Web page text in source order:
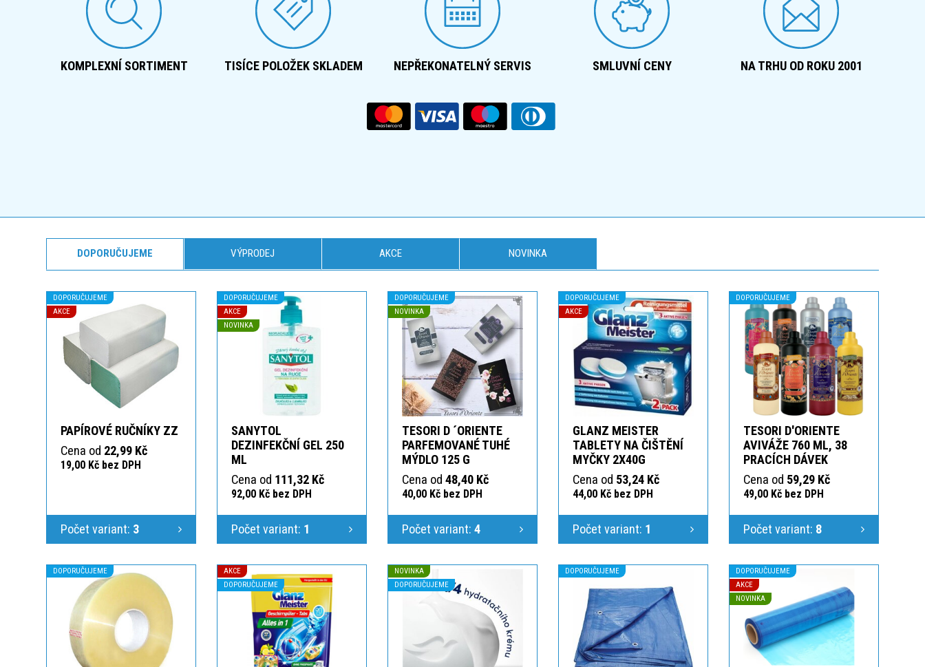
KOMPLEXNÍ SORTIMENT TISÍCE POLOŽEK SKLADEM NEPŘEKONATELNÝ SERVIS SMLUVNÍ CENY NA TRHU OD ROKU 2001
DOPORUČUJEME VÝPRODEJ AKCE NOVINKA
DOPORUČUJEME
AKCE
PAPÍROVÉ RUČNÍKY ZZ
Cena od 22,99 Kč
19,00 Kč bez DPH
Počet variant: 3
DOPORUČUJEME
AKCE
NOVINKA
SANYTOL
DEZINFEKČNÍ GEL 250
ML
Cena od 111,32 Kč
92,00 Kč bez DPH
Počet variant: 1
DOPORUČUJEME
NOVINKA
TESORI D ´ORIENTE
PARFEMOVANÉ TUHÉ
MÝDLO 125 G
Cena od 48,40 Kč
40,00 Kč bez DPH
Počet variant: 4
DOPORUČUJEME
AKCE
GLANZ MEISTER
TABLETY NA ČIŠTĚNÍ
MYČKY 2X40G
Cena od 53,24 Kč
44,00 Kč bez DPH
Počet variant: 1
DOPORUČUJEME
TESORI D'ORIENTE
AVIVÁŽE 760 ML, 38
PRACÍCH DÁVEK
Cena od 59,29 Kč
49,00 Kč bez DPH
Počet variant: 8
DOPORUČUJEME
AKCE
DOPORUČUJEME
NOVINKA
DOPORUČUJEME
DOPORUČUJEME
DOPORUČUJEME
AKCE
NOVINKA